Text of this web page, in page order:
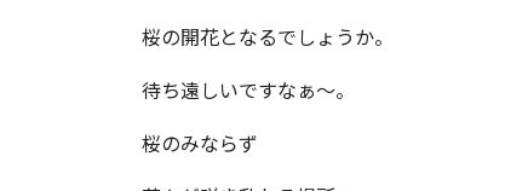
桜の開花となるでしょうか。
待ち遠しいですなぁ～。
桜のみならず